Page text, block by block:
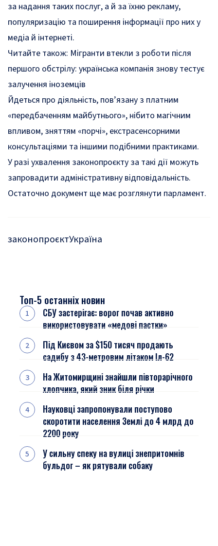
за надання таких послуг, а й за їхню рекламу,
популяризацію та поширення інформації про них у
медіа й інтернеті.
Читайте також: Мігранти втекли з роботи після
першого обстрілу: українська компанія знову тестує
залучення іноземців
Йдеться про діяльність, пов’язану з платним
«передбаченням майбутнього», нібито магічним
впливом, зняттям «порчі», екстрасенсорними
консультаціями та іншими подібними практиками.
У разі ухвалення законопроєкту за такі дії можуть
запровадити адміністративну відповідальність.
Остаточно документ ще має розглянути парламент.
законопроєктУкраїна
Топ-5 останніх новин
СБУ застерігає: ворог почав активно
використовувати «медові пастки»
Під Києвом за $150 тисяч продають
садибу з 43-метровим літаком Іл-62
На Житомирщині знайшли півторарічного
хлопчика, який зник біля річки
Науковці запропонували поступово
скоротити населення Землі до 4 млрд до
2200 року
У сильну спеку на вулиці знепритомнів
бульдог – як рятували собаку